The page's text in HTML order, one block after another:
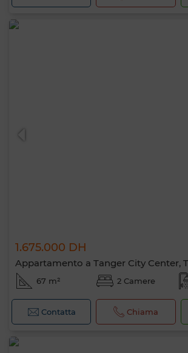
1.675.000 DH
Appartamento a Tanger City Center,
67 m² 2 Camere
Contatta Chiama